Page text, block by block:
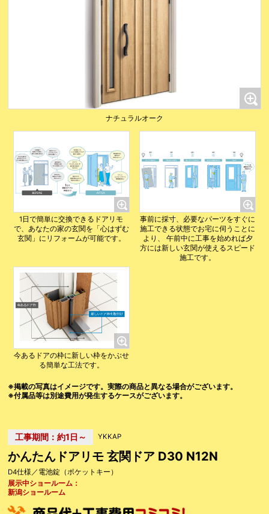
ナチュラルオーク
1日で簡単に交換できるドアリモ
で、あなたの家の玄関を「心はずむ
玄関」にリフォームが可能です。
事前に採寸、必要なパーツをすぐに
施工できる状態でお宅に伺うことに
より、 午前中に工事を始めれば夕
方には新しい玄関が使えるスピード
施工です。
今あるドアの枠に新しい枠をかぶせ
る簡単な工法です。
※掲載の写真はイメージです。実際の商品と異なる場合がございます。
※付属品等は別途費用が発生するケースがございます。
工事期間：約1日～ YKKAP
かんたんドアリモ 玄関ドア D30 N12N
D4仕様／電池錠（ポケットキー）
展示中ショールーム：
新潟ショールーム